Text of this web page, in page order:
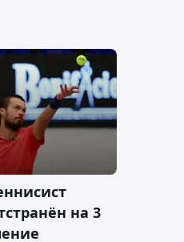
на 3